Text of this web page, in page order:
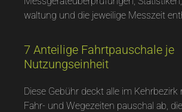
waltung und die jeweilige Messzeit
7 Anteilige Fahrtpauschale je
Nutzungseinheit
Diese Gebühr deckt alle im
Fahr- und Wegezeiten pauschal ab,